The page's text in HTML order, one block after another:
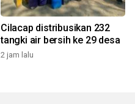
Cilacap distribusikan 232
tangki air bersih ke 29 desa
2 jam lalu